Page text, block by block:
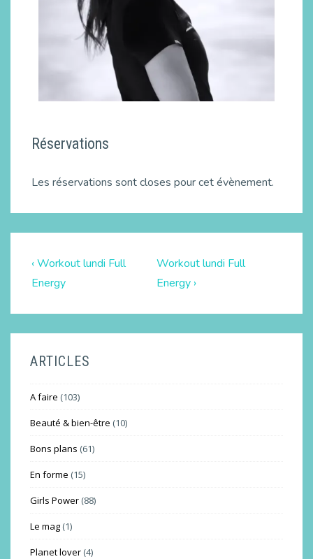
Réservations
Les réservations sont closes pour cet évènement.
‹ Workout lundi Full
Energy
Workout lundi Full
Energy ›
ARTICLES
A faire (103)
Beauté & bien-être (10)
Bons plans (61)
En forme (15)
Girls Power (88)
Le mag (1)
Planet lover (4)